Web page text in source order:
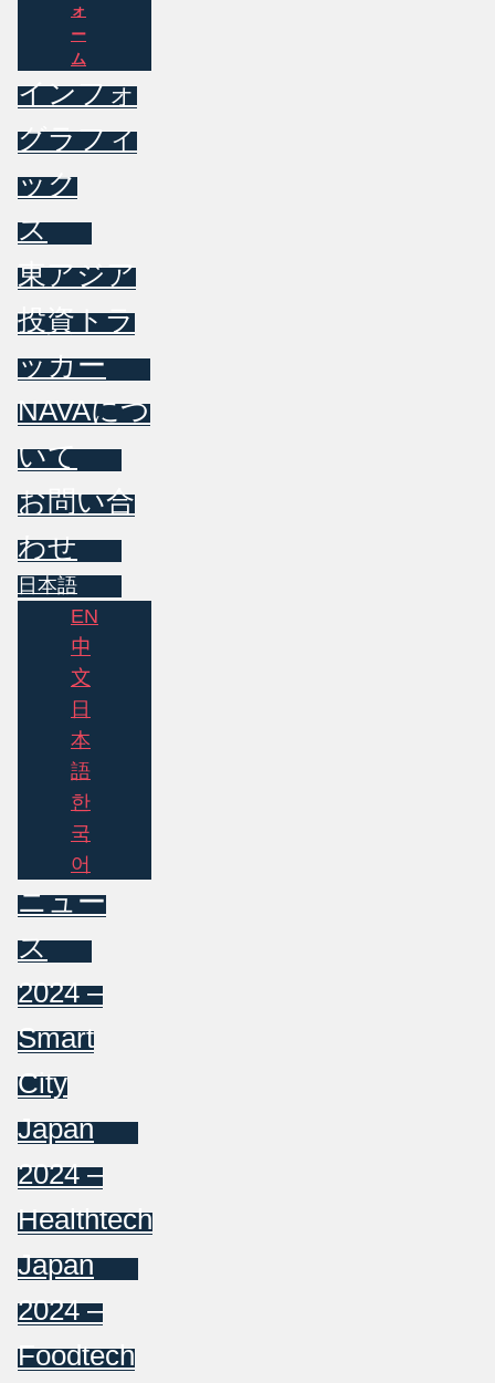
ォ
ー
ム
インフォ
グラフィ
ック
ス
東アジア
投資トラ
ッカー
NAVAにつ
いて
お問い合
わせ
日本語
EN
中
文
日
本
語
한
국
어
ニュー
ス
2024 –
Smart
City
Japan
2024 –
Healthtech
Japan
2024 –
Foodtech